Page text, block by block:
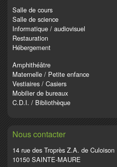
Salle de cours
Salle de science
Informatique / audiovisuel
Restauration
Hébergement
Amphithéâtre
Maternelle / Petite enfance
Vestiaires / Casiers
Mobilier de bureaux
C.D.I. / Bibliothèque
Nous contacter
14 rue des Troprès Z.A. de Culoison
10150 SAINTE-MAURE